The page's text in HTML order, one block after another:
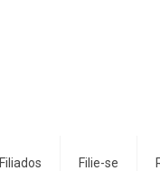
Filiados Filie-se